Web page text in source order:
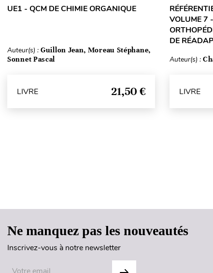
UE1 - QCM DE CHIMIE ORGANIQUE
Auteur(s) : Guillon Jean, Moreau Stéphane,
Sonnet Pascal
LIVRE 21,50 €
VOLUME 7
DE
Auteur(s) :
LIVRE
Ne manquez pas les nouveautés
Inscrivez-vous à notre newsletter